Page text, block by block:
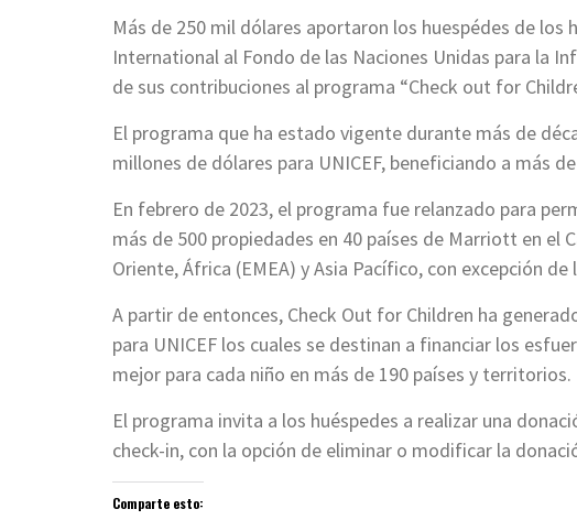
Más de 250 mil dólares aportaron los huespédes de
International al Fondo de las Naciones Unidas para la
de sus contribuciones al programa “Check out for
El programa que ha estado vigente durante más de
millones de dólares para UNICEF, beneficiando a más
En febrero de 2023, el programa fue relanzado para
más de 500 propiedades en 40 países de Marriott en el
Oriente, África (EMEA) y Asia Pacífico, con excepción de
A partir de entonces, Check Out for Children ha
para UNICEF los cuales se destinan a financiar los
mejor para cada niño en más de 190 países y territorios.
El programa invita a los huéspedes a realizar una
check-in, con la opción de eliminar o modificar la
Comparte esto: